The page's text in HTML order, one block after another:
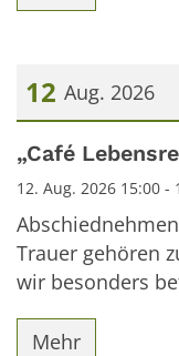
12 Aug. 2026
Datum: 12.
„Café
12. Aug. 2026 15:00 -
Trauer gehören
wir besonders
Mehr